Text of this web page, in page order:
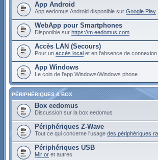
App Android
App eedomus Android disponible sur Google Play
WebApp pour Smartphones
Disponible sur https://m.eedomus.com
Accès LAN (Secours)
Pour un accès local et en l'absence de
App Windows
Le coin de l'app Windows/Windows phone
PÉRIPHÉRIQUES & BOX
Box eedomus
Discussion sur la box eedomus
Périphériques Z-Wave
Tout ce qui concerne l'usage des périphériques
Périphériques USB
Mir:or et autres